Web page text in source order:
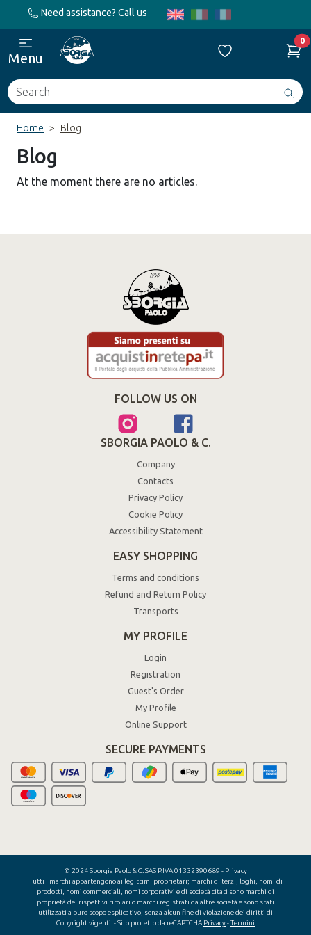
Need assistance? Call us
Search
0
Menu
Home Blog
Blog
At the moment there are no articles.
FOLLOW US ON
SBORGIA PAOLO & C.
Company
Contacts
Privacy Policy
Cookie Policy
Accessibility Statement
EASY SHOPPING
Terms and conditions
Refund and Return Policy
Transports
MY PROFILE
Login
Registration
Guest's Order
My Profile
Online Support
SECURE PAYMENTS
© 2024 Sborgia Paolo & C. SAS P.IVA 01332390689 - Privacy
Tutti i marchi appartengono ai legittimi proprietari; marchi di terzi, loghi, nomi di
prodotti, nomi commerciali, nomi corporativi e di società citati sono marchi di
proprietà dei rispettivi titolari o marchi registrati da altre società e sono stati
utilizzati a puro scopo esplicativo, senza alcun fine di violazione dei diritti di
Copyright vigenti. - Sito protetto da reCAPTCHA Privacy-Termini